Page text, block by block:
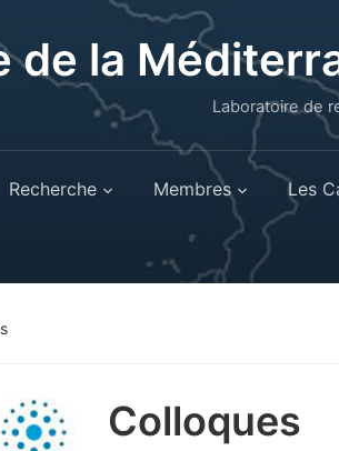
de la
Laboratoire de
Recherche Membres Les
Colloques